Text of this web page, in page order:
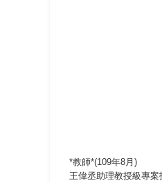
*教師*(109年8月)
王偉丞助理教授級專